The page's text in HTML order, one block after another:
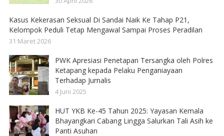
Kasus Kekerasan Seksual Di Sandai Naik Ke Tahap P21,
Kelompok Peduli Tetap Mengawal Sampai Proses Peradilan
31 Maret 2026
PWK Apresiasi Penetapan Tersangka oleh Polres
Ketapang kepada Pelaku Penganiayaan
Terhadap Jurnalis
4 Juni 2025
HUT YKB Ke-45 Tahun 2025: Yayasan Kemala
Bhayangkari Cabang Lingga Salurkan Tali Asih ke
Panti Asuhan